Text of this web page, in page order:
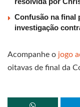
Confusão na final
investigação
Acompanhe o jogo
oitavas de final da